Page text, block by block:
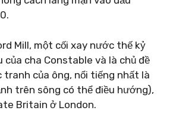
Mill, một cối xay nước thế kỷ
của cha Constable và là chủ đề
tranh của ông, nổi tiếng nhất là
trên sông có thể điều hướng),
Britain ở London.